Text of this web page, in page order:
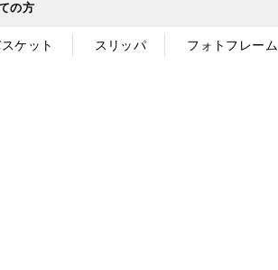
の方
ケット スリッパ フォトフレーム